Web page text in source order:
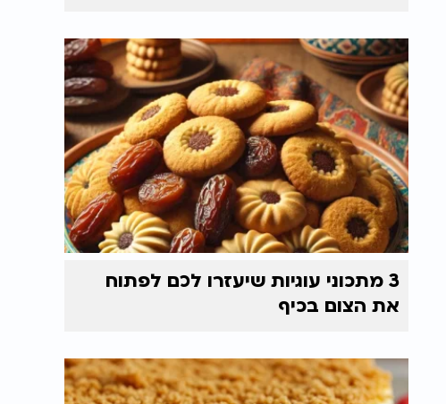
3 מתכוני עוגיות שיעזרו לכם לפתוח
את הצום בכיף